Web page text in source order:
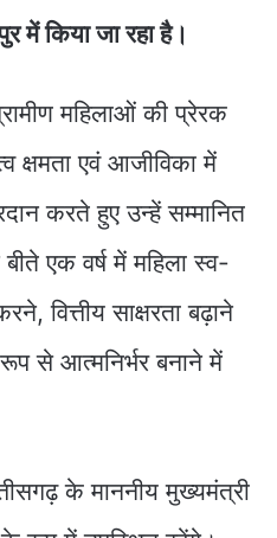
में किया जा रहा है।
महिलाओं की प्रेरक
क्षमता एवं आजीविका में
करते हुए उन्हें सम्मानित
एक वर्ष में महिला स्व-
वित्तीय साक्षरता बढ़ाने
से आत्मनिर्भर बनाने में
के माननीय मुख्यमंत्री